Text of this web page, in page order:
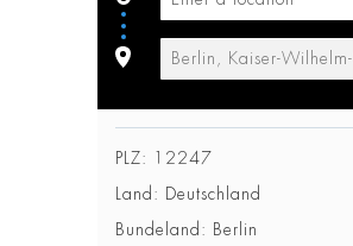
PLZ: 12247
Land: Deutschland
Bundeland: Berlin